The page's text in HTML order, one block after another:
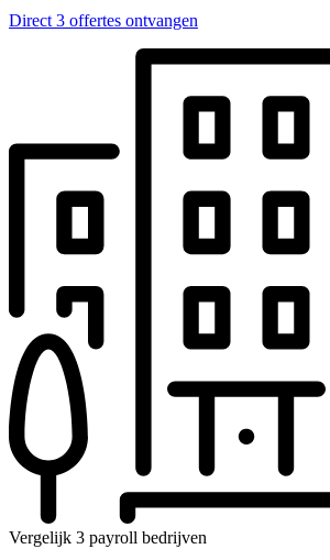
Direct 3 offertes ontvangen
Vergelijk 3 payroll bedrijven